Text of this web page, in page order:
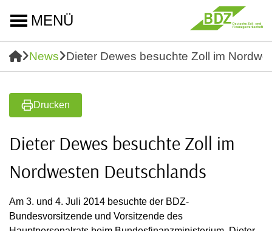
MENÜ
News Dieter Dewes besuchte Zoll im
Drucken
Dieter Dewes besuchte Zoll im
Nordwesten Deutschlands
Am 3. und 4. Juli 2014 besuchte der BDZ-
Bundesvorsitzende und Vorsitzende des